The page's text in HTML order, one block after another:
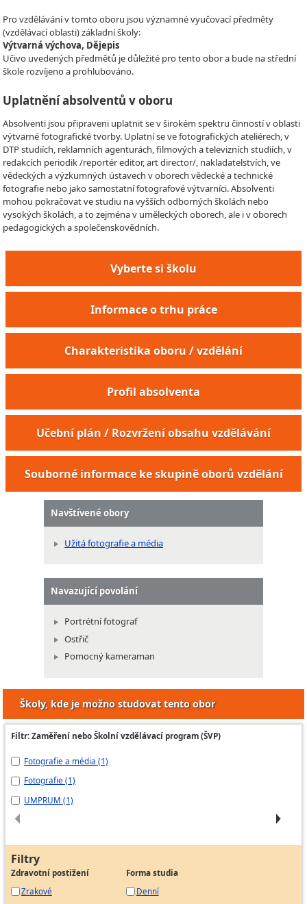
Pro vzdělávání v tomto oboru jsou významné vyučovací předměty
(vzdělávací oblasti) základní školy:
Výtvarná výchova, Dějepis
Učivo uvedených předmětů je důležité pro tento obor a bude na střední
škole rozvíjeno a prohlubováno.
Uplatnění absolventů v oboru
Absolventi jsou připraveni uplatnit se v širokém spektru činností v oblasti
výtvarné fotografické tvorby. Uplatní se ve fotografických ateliérech, v
DTP studiích, reklamních agenturách, filmových a televizních studiích, v
redakcích periodik /reportér editor, art director/, nakladatelstvích, ve
vědeckých a výzkumných ústavech v oborech vědecké a technické
fotografie nebo jako samostatní fotografové výtvarníci. Absolventi
mohou pokračovat ve studiu na vyšších odborných školách nebo
vysokých školách, a to zejména v uměleckých oborech, ale i v oborech
pedagogických a společenskovědních.
Vyberte si školu
Informace o trhu práce
Charakteristika oboru / vzdělání
Profil absolventa
Učební plán / Rozvržení obsahu vzdělávání
Souborné informace ke skupině oborů vzdělání
Navštívené obory
Užitá fotografie a média
Navazující povolání
Portrétní fotograf
Ostřič
Pomocný kameraman
Školy, kde je možno studovat tento obor
Filtr: Zaměření nebo Školní vzdělávací program (ŠVP)
Fotografie a média (1)
Fotografie (1)
UMPRUM (1)
Filtry
Zdravotní postižení
Zrakové
Forma studia
Denní